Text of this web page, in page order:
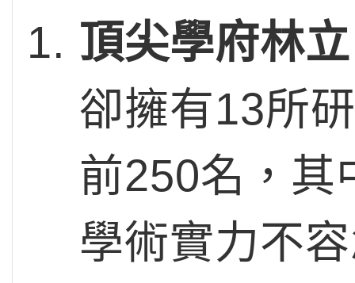
頂尖學府林立
卻擁有13所
前250名，其
學術實力不